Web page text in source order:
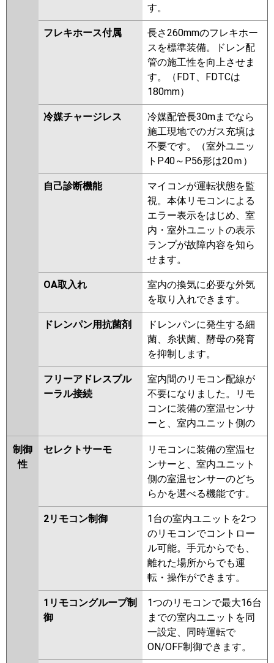
す。
フレキホース付属
長さ260mmのフレキホー
スを標準装備。ドレン配
管の施工性を向上させま
す。（FDT、FDTCは
180mm）
冷媒チャージレス
冷媒配管長30mまでなら
施工現地でのガス充填は
不要です。（室外ユニッ
トP40～P56形は20ｍ）
自己診断機能
マイコンが運転状態を監
視。本体リモコンによる
エラー表示をはじめ、室
内・室外ユニットの表示
ランプが故障内容を知ら
せます。
OA取入れ
室内の換気に必要な外気
を取り入れできます。
ドレンパン用抗菌剤
ドレンパンに発生する細
菌、糸状菌、酵母の発育
を抑制します。
フリーアドレスプル
ーラル接続
室内間のリモコン配線が
不要になりました。リモ
コンに装備の室温センサ
ーと、室内ユニット側の
制御
性
セレクトサーモ
リモコンに装備の室温セ
ンサーと、室内ユニット
側の室温センサーのどち
らかを選べる機能です。
2リモコン制御
1台の室内ユニットを2つ
のリモコンでコントロー
ル可能。手元からでも、
離れた場所からでも運
転・操作ができます。
1リモコングループ制
御
1つのリモコンで最大16台
までの室内ユニットを同
一設定、同時運転で
ON/OFF制御できます。